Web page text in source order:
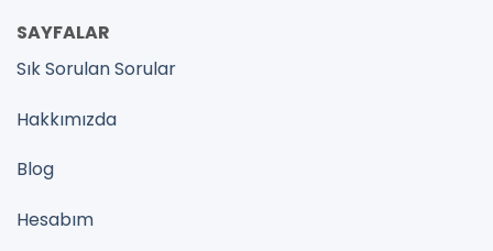
SAYFALAR
Sık Sorulan Sorular
Hakkımızda
Blog
Hesabım